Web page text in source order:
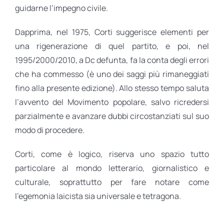
guidarne l’impegno civile.
Dapprima, nel 1975, Corti suggerisce elementi per
una rigenerazione di quel partito, e poi, nel
1995/2000/2010, a Dc defunta, fa la conta degli errori
che ha commesso (è uno dei saggi più rimaneggiati
fino alla presente edizione). Allo stesso tempo saluta
l’avvento del Movimento popolare, salvo ricredersi
parzialmente e avanzare dubbi circostanziati sul suo
modo di procedere.
Corti, come è logico, riserva uno spazio tutto
particolare al mondo letterario, giornalistico e
culturale, soprattutto per fare notare come
l’egemonia laicista sia universale e tetragona.